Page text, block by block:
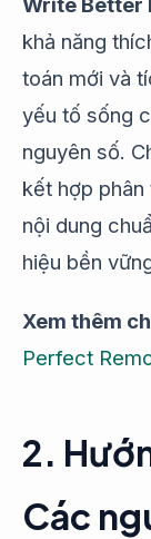
khả năng
toán mới và
yếu tố sống
nguyên số.
kết hợp
nội dung
hiệu bền
Xem thêm
Perfect
2.
Các